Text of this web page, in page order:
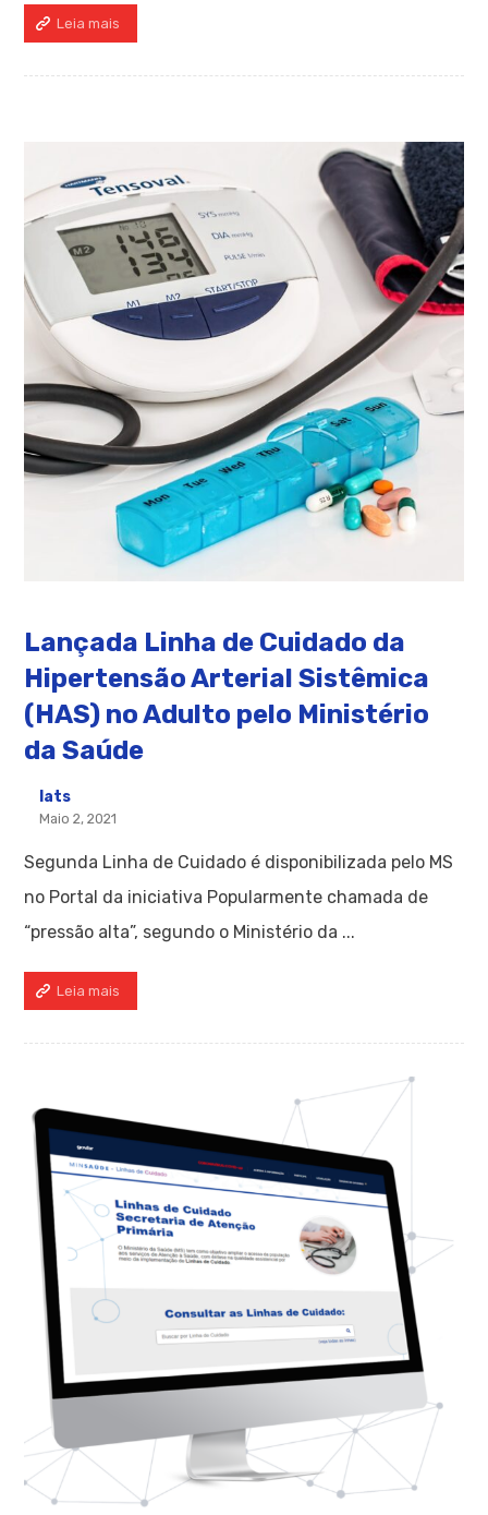
Leia mais
Lançada Linha de Cuidado da
Hipertensão Arterial Sistêmica
(HAS) no Adulto pelo Ministério
da Saúde
Iats
Maio 2, 2021
Segunda Linha de Cuidado é disponibilizada pelo MS
no Portal da iniciativa Popularmente chamada de
“pressão alta”, segundo o Ministério da ...
Leia mais